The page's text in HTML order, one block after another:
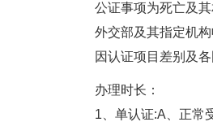
公证事项为死亡及
外交部及其指定机构
因认证项目差别及
办理时长：
1 、单认证:A 、正